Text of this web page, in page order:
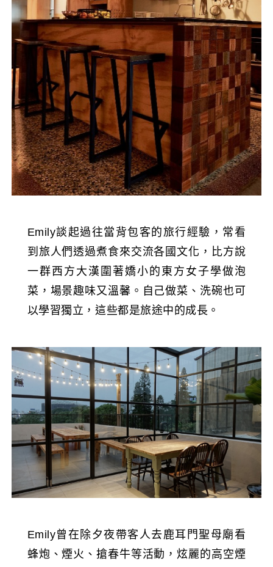
Emily談起過往當背包客的旅行經驗，常看
到旅人們透過煮食來交流各國文化，比方說
一群西方大漢圍著嬌小的東方女子學做泡
菜，場景趣味又溫馨。自己做菜、洗碗也可
以學習獨立，這些都是旅途中的成長。
Emily曾在除夕夜帶客人去鹿耳門聖母廟看
蜂炮、煙火、搶春牛等活動，炫麗的高空煙